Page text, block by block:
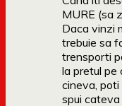
MURE (sa
Daca vinzi
trebuie sa
trensporti
la pretul pe
cineva,
spui